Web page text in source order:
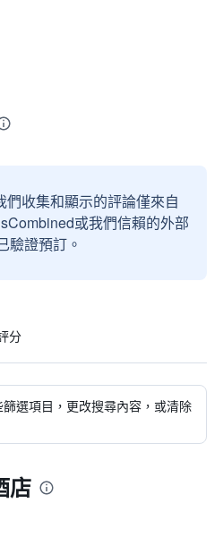
們收集和顯示的評論僅來自
或我們信賴的外部
驗證預訂。
分
選項目，更改搜尋內容，或清除
店